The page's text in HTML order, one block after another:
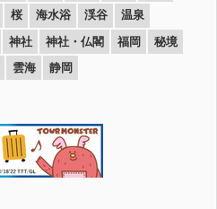
桜 海水浴 渓谷
温泉
神社 神社・仏閣 福岡
秘境
雲海 静岡